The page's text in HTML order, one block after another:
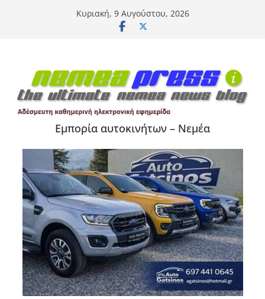
Κυριακή, 9 Αυγούστου, 2026
Εμπορία αυτοκινήτων – Νεμέα